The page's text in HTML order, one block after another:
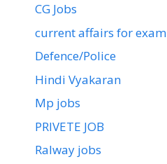
CG Jobs
current affairs for exam
Defence/Police
Hindi Vyakaran
Mp jobs
PRIVETE JOB
Ralway jobs